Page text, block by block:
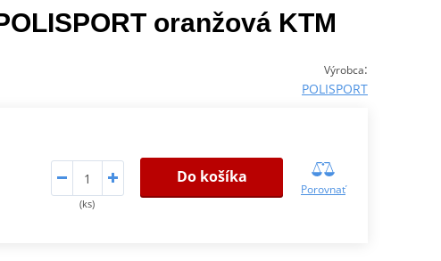
oranžová KTM
Výrobca:
POLISPORT
(ks)
Do košíka
Porovnať